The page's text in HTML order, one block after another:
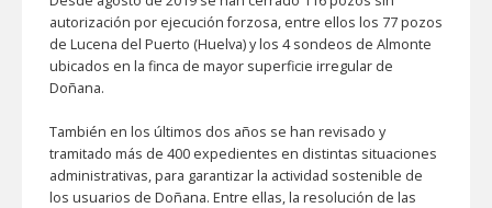
autorización por ejecución forzosa, entre ellos los 77 pozos
de Lucena del Puerto (Huelva) y los 4 sondeos de Almonte
ubicados en la finca de mayor superficie irregular de
Doñana.
También en los últimos dos años se han revisado y
tramitado más de 400 expedientes en distintas situaciones
administrativas, para garantizar la actividad sostenible de
los usuarios de Doñana. Entre ellas, la resolución de las